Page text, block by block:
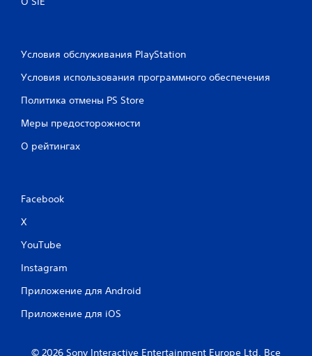
Условия обслуживания PlayStation
Условия использования программного обеспечения
Политика отмены PS Store
Меры предосторожности
О рейтингах
Facebook
X
YouTube
Instagram
Приложение для Android
Приложение для iOS
© 2026 Sony Interactive Entertainment Europe Ltd. Все